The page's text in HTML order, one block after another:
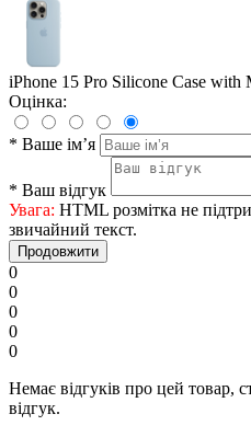
iPhone 15 Pro Silicone Case with
Оцінка:
* Ваше ім’я
* Ваш відгук
Увага: HTML розмітка не
звичайний текст.
Продовжити
0
0
0
0
0
Немає відгуків про цей товар,
відгук.